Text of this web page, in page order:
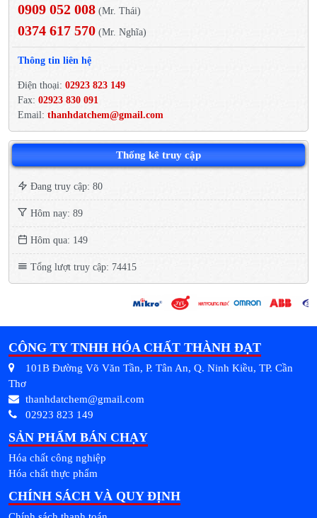
0909 052 008 (Mr. Thái)
0374 617 570 (Mr. Nghĩa)
Thông tin liên hệ
Điện thoại: 02923 823 149
Fax: 02923 830 091
Email: thanhdatchem@gmail.com
Thống kê truy cập
Đang truy cập: 80
Hôm nay: 89
Hôm qua: 149
Tổng lượt truy cập: 74415
CÔNG TY TNHH HÓA CHẤT THÀNH ĐẠT
101B Đường Võ Văn Tần, P. Tân An, Q. Ninh Kiều, TP. Cần
Thơ
thanhdatchem@gmail.com
02923 823 149
SẢN PHẨM BÁN CHẠY
Hóa chất công nghiệp
Hóa chất thực phẩm
CHÍNH SÁCH VÀ QUY ĐỊNH